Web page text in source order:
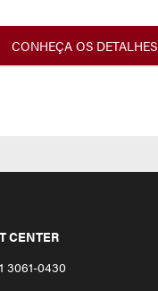
CONHEÇA OS DETALHES
CENTER
3061-0430